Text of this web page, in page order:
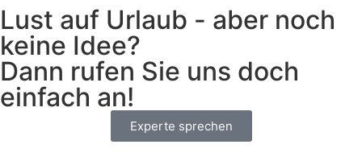
Lust auf Urlaub - aber noch
keine Idee?
Dann rufen Sie uns doch
einfach an!
Experte sprechen